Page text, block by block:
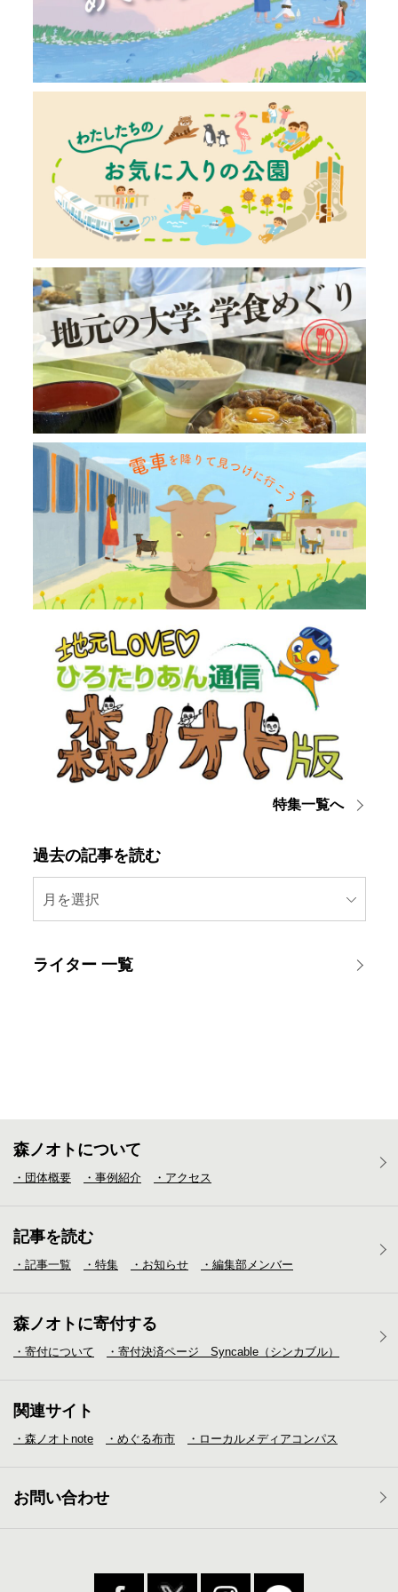
特集一覧へ
過去の記事を読む
月を選択
ライター 一覧
森ノオトについて
・団体概要 ・事例紹介 ・アクセス
記事を読む
・記事一覧 ・特集 ・お知らせ ・編集部メンバー
森ノオトに寄付する
・寄付について ・寄付決済ページ Syncable（シンカブル）
関連サイト
・森ノオトnote ・めぐる布市 ・ローカルメディア コンパス
お問い合わせ